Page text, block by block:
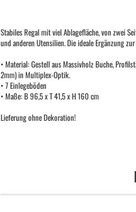
Stabiles Regal mit viel Ablagefläche, von zwei
und anderen Utensilien. Die ideale Ergänzung
• Material: Gestell aus Massivholz Buche,
2mm) in Multiplex-Optik.
• 7 Einlegeböden
• Maße: B 96,5 x T 41,5 x H 160 cm
Lieferung ohne Dekoration!